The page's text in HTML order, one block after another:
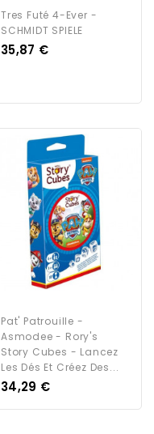
Tres Futé 4-Ever -
SCHMIDT SPIELE
Prix
35,87 €
Pat' Patrouille -
Asmodee - Rory's
Story Cubes - Lancez
Les Dés Et Créez Des...
Prix
34,29 €